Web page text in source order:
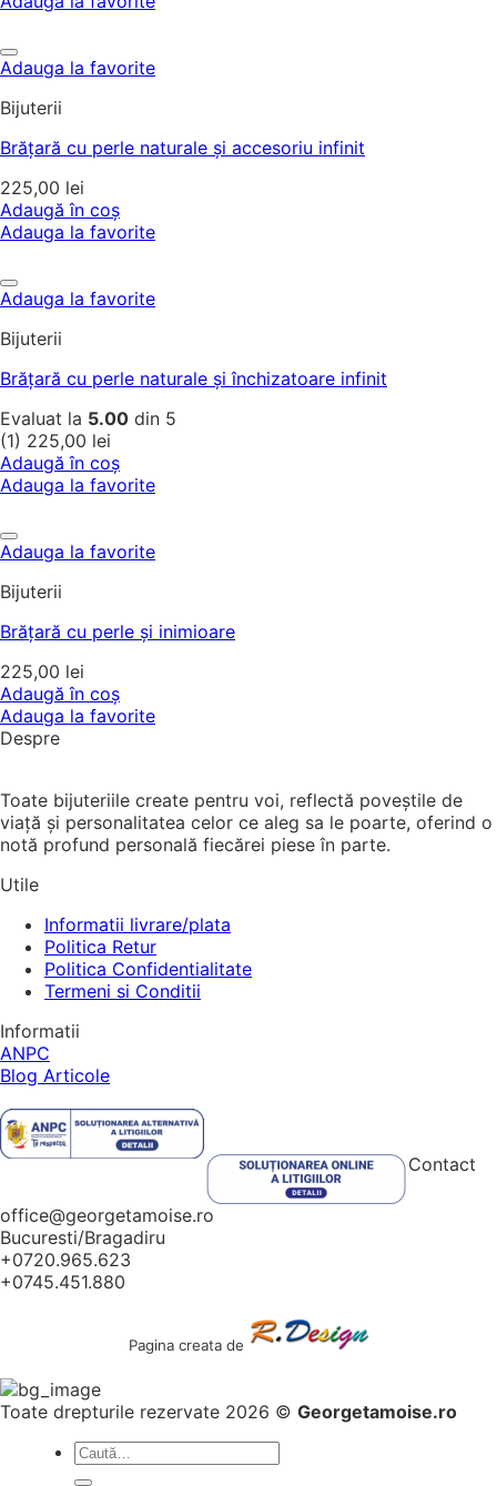
Adauga la favorite
Bijuterii
Brățară cu perle naturale și accesoriu infinit
225,00 lei
Adaugă în coș
Adauga la favorite
Adauga la favorite
Bijuterii
Brățară cu perle naturale și închizatoare infinit
Evaluat la 5.00 din 5
(1) 225,00 lei
Adaugă în coș
Adauga la favorite
Adauga la favorite
Bijuterii
Brățară cu perle și inimioare
225,00 lei
Adaugă în coș
Adauga la favorite
Despre
Toate bijuteriile create pentru voi, reflectă poveștile de
viață și personalitatea celor ce aleg sa le poarte, oferind o
notă profund personală fiecărei piese în parte.
Utile
Informatii livrare/plata
Politica Retur
Politica Confidentialitate
Termeni si Conditii
Informatii
ANPC
Blog Articole
Contact
office@georgetamoise.ro
Bucuresti/Bragadiru
+0720.965.623
+0745.451.880
Pagina creata de
Toate drepturile rezervate 2026 © Georgetamoise.ro
Caută